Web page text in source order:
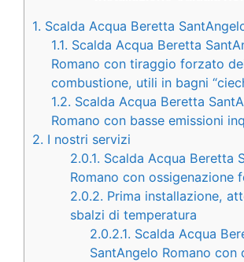
1. Scalda Acqua Beretta
1.1. Scalda Acqua Beretta
Romano con tiraggio forzato
combustione, utili in bagni
1.2. Scalda Acqua Beretta
Romano con basse emissioni
2. I nostri servizi
2.0.1. Scalda Acqua Beretta
Romano con ossigenazione
2.0.2. Prima installazione,
sbalzi di temperatura
2.0.2.1. Scalda Acqua
SantAngelo Romano con